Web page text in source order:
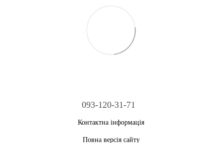
093-120-31-71
Контактна інформація
Повна версія сайту